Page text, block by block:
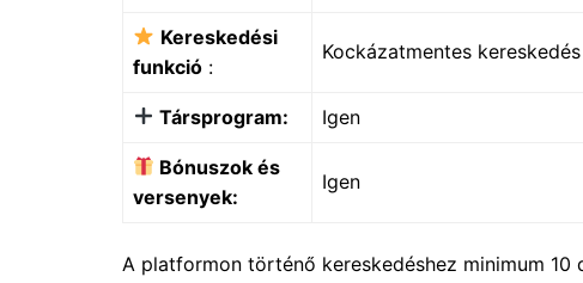
Kereskedési
funkció :
Kockázatmentes kereskedés
Társprogram: Igen
Bónuszok és
versenyek:
Igen
A platformon történő kereskedéshez minimum